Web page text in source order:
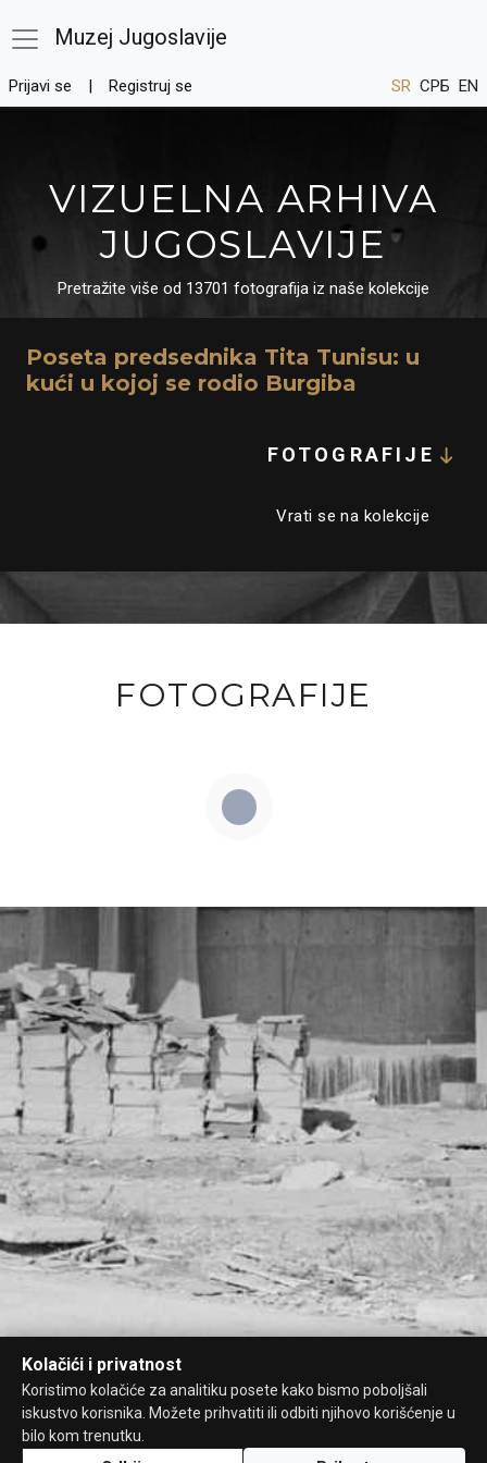
Muzej Jugoslavije
Prijavi se Registruj se SR СРБ EN
VIZUELNA ARHIVA
JUGOSLAVIJE
Pretražite više od 13701 fotografija iz naše kolekcije
Poseta predsednika Tita Tunisu: u
kući u kojoj se rodio Burgiba
FOTOGRAFIJE
Vrati se na kolekcije
FOTOGRAFIJE
Kolačići i privatnost
Koristimo kolačiće za analitiku posete kako bismo poboljšali
iskustvo korisnika. Možete prihvatiti ili odbiti njihovo korišćenje u
bilo kom trenutku.